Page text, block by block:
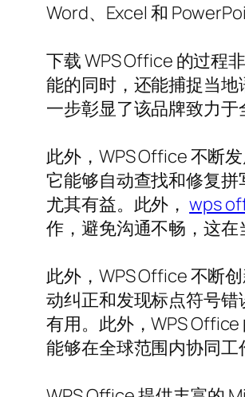
Word、Excel 和
下载 WPS Office 的过程
能的同时，还能捕捉当
一步彰显了该品牌致力于
此外，WPS Office 不断
它能够自动查找和修复
尤其有益。此外，wps
作，避免沟通不畅，这在
此外，WPS Office 不断
动纠正和发现标点符号
有用。此外，WPS
能够在全球范围内协同工